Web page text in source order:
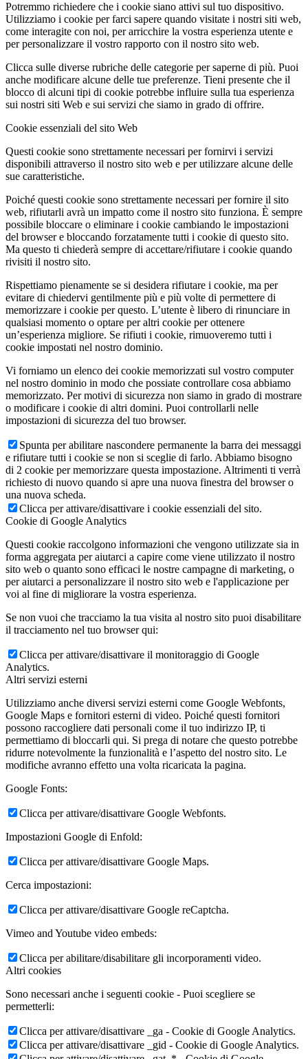
Potremmo richiedere che i cookie siano attivi sul tuo dispositivo.
Utilizziamo i cookie per farci sapere quando visitate i nostri siti web,
come interagite con noi, per arricchire la vostra esperienza utente e
per personalizzare il vostro rapporto con il nostro sito web.
Clicca sulle diverse rubriche delle categorie per saperne di più. Puoi
anche modificare alcune delle tue preferenze. Tieni presente che il
blocco di alcuni tipi di cookie potrebbe influire sulla tua esperienza
sui nostri siti Web e sui servizi che siamo in grado di offrire.
Cookie essenziali del sito Web
Questi cookie sono strettamente necessari per fornirvi i servizi
disponibili attraverso il nostro sito web e per utilizzare alcune delle
sue caratteristiche.
Poiché questi cookie sono strettamente necessari per fornire il sito
web, rifiutarli avrà un impatto come il nostro sito funziona. È sempre
possibile bloccare o eliminare i cookie cambiando le impostazioni
del browser e bloccando forzatamente tutti i cookie di questo sito.
Ma questo ti chiederà sempre di accettare/rifiutare i cookie quando
rivisiti il nostro sito.
Rispettiamo pienamente se si desidera rifiutare i cookie, ma per
evitare di chiedervi gentilmente più e più volte di permettere di
memorizzare i cookie per questo. L’utente è libero di rinunciare in
qualsiasi momento o optare per altri cookie per ottenere
un’esperienza migliore. Se rifiuti i cookie, rimuoveremo tutti i
cookie impostati nel nostro dominio.
Vi forniamo un elenco dei cookie memorizzati sul vostro computer
nel nostro dominio in modo che possiate controllare cosa abbiamo
memorizzato. Per motivi di sicurezza non siamo in grado di mostrare
o modificare i cookie di altri domini. Puoi controllarli nelle
impostazioni di sicurezza del tuo browser.
Spunta per abilitare nascondere permanente la barra dei messaggi
e rifiutare tutti i cookie se non si sceglie di farlo. Abbiamo bisogno
di 2 cookie per memorizzare questa impostazione. Altrimenti ti verrà
richiesto di nuovo quando si apre una nuova finestra del browser o
una nuova scheda.
Clicca per attivare/disattivare i cookie essenziali del sito.
Cookie di Google Analytics
Questi cookie raccolgono informazioni che vengono utilizzate sia in
forma aggregata per aiutarci a capire come viene utilizzato il nostro
sito web o quanto sono efficaci le nostre campagne di marketing, o
per aiutarci a personalizzare il nostro sito web e l'applicazione per
voi al fine di migliorare la vostra esperienza.
Se non vuoi che tracciamo la tua visita al nostro sito puoi disabilitare
il tracciamento nel tuo browser qui:
Clicca per attivare/disattivare il monitoraggio di Google
Analytics.
Altri servizi esterni
Utilizziamo anche diversi servizi esterni come Google Webfonts,
Google Maps e fornitori esterni di video. Poiché questi fornitori
possono raccogliere dati personali come il tuo indirizzo IP, ti
permettiamo di bloccarli qui. Si prega di notare che questo potrebbe
ridurre notevolmente la funzionalità e l’aspetto del nostro sito. Le
modifiche avranno effetto una volta ricaricata la pagina.
Google Fonts:
Clicca per attivare/disattivare Google Webfonts.
Impostazioni Google di Enfold:
Clicca per attivare/disattivare Google Maps.
Cerca impostazioni:
Clicca per attivare/disattivare Google reCaptcha.
Vimeo and Youtube video embeds:
Clicca per abilitare/disabilitare gli incorporamenti video.
Altri cookies
Sono necessari anche i seguenti cookie - Puoi scegliere se
permetterli:
Clicca per attivare/disattivare _ga - Cookie di Google Analytics.
Clicca per attivare/disattivare _gid - Cookie di Google Analytics.